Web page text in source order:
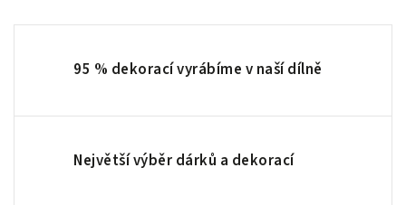
95 % dekorací vyrábíme v naší dílně
Největší výběr dárků a dekorací